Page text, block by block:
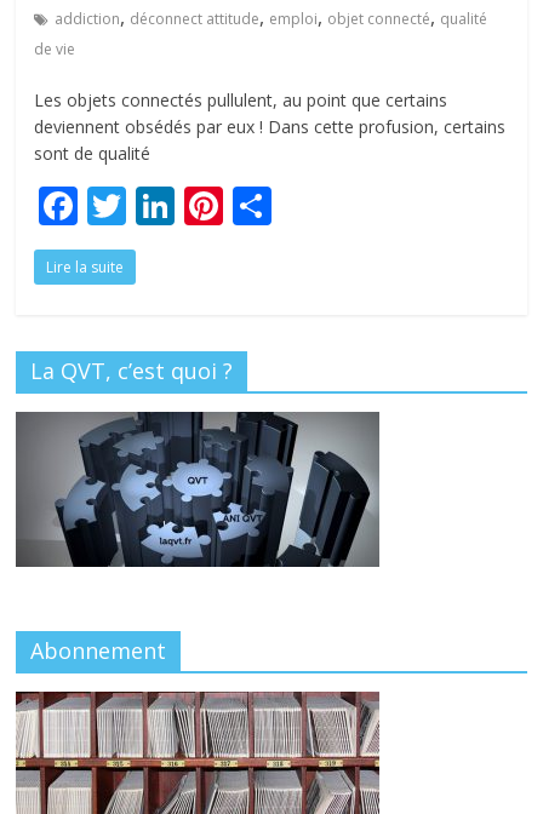
addiction, déconnect attitude, emploi, objet connecté, qualité
de vie
Les objets connectés pullulent, au point que certains
deviennent obsédés par eux ! Dans cette profusion, certains
sont de qualité
F
ac
e
o
o
k
T
w
itt
Li
dI
n
Pi
st
Lire la suite
La QVT, c’est quoi ?
Abonnement